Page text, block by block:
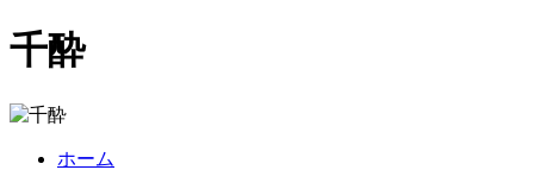
千酔
ホーム